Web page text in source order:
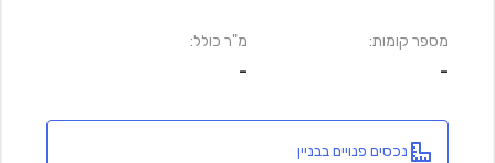
מספר קומות:
-
מ"ר כולל:
-
נכסים פנויים בבניין